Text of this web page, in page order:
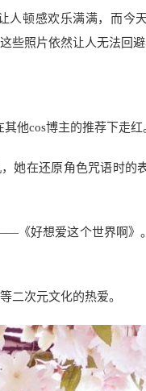
顿感欢乐满满，而今
些照片依然让人无法回避
他cos博主的推荐下走
她在还原角色咒语时
《好想爱这个世界啊
二次元文化的热爱。